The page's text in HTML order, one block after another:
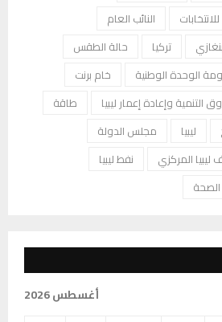
النائب العام
بنغازي تركيا
حالة الطقس
الوحدة الوطنية
خام برنت
التنمية وإعادة إعمار ليبيا
طاقة
ليبيا
مجلس الدولة
المركزي
نفط ليبيا
الصحة
أغسطس 2026